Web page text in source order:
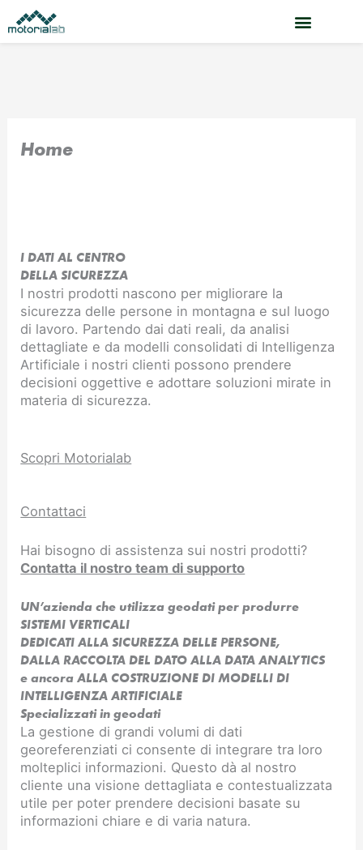
al
contenuto
Home
I DATI AL CENTRO
DELLA SICUREZZA
I nostri prodotti nascono per migliorare la
sicurezza delle persone in montagna e sul luogo
di lavoro. Partendo dai dati reali, da analisi
dettagliate e da modelli consolidati di Intelligenza
Artificiale i nostri clienti possono prendere
decisioni oggettive e adottare soluzioni mirate in
materia di sicurezza.
Scopri Motorialab
Contattaci
Hai bisogno di assistenza sui nostri prodotti?
Contatta il nostro team di supporto
UN’azienda che utilizza geodati per produrre
SISTEMI VERTICALI
DEDICATI ALLA SICUREZZA DELLE PERSONE,
DALLA RACCOLTA DEL DATO ALLA DATA ANALYTICS
e ancora ALLA COSTRUZIONE DI MODELLI DI
INTELLIGENZA ARTIFICIALE​
Specializzati in geodati
La gestione di grandi volumi di dati
georeferenziati ci consente di integrare tra loro
molteplici informazioni. Questo dà al nostro
cliente una visione dettagliata e contestualizzata
utile per poter prendere decisioni basate su
informazioni chiare e di varia natura.